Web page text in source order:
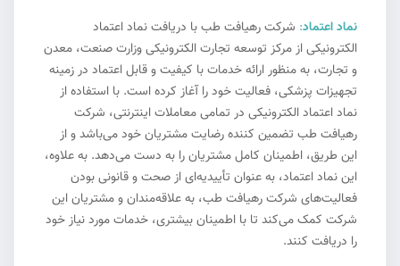
نماد اعتماد: شرکت رهیافت طب با دریافت نماد اعتماد
الکترونیکی از مرکز توسعه تجارت الکترونیکی وزارت صنعت، معدن
و تجارت، به منظور ارائه خدمات با کیفیت و قابل اعتماد در زمینه
تجهیزات پزشکی، فعالیت خود را آغاز کرده است. با استفاده از
نماد اعتماد الکترونیکی در تمامی معاملات اینترنتی، شرکت
رهیافت طب تضمین کننده رضایت مشتریان خود می‌باشد و از
این طریق، اطمینان کامل مشتریان را به دست می‌دهد. به علاوه،
این نماد اعتماد، به عنوان تأییدیه‌ای از صحت و قانونی بودن
فعالیت‌های شرکت رهیافت طب، به علاقه‌مندان و مشتریان این
شرکت کمک می‌کند تا با اطمینان بیشتری، خدمات مورد نیاز خود
را دریافت کنند.